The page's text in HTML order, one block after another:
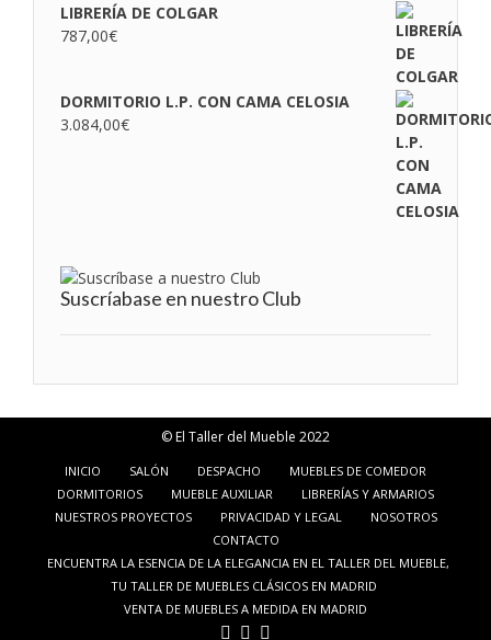
LIBRERÍA DE COLGAR
787,00€
DORMITORIO L.P. CON CAMA CELOSIA
3.084,00€
Suscríabase en nuestro Club
© El Taller del Mueble 2022
INICIO SALÓN DESPACHO
MUEBLES DE COMEDOR
DORMITORIOS
MUEBLE AUXILIAR
LIBRERÍAS Y ARMARIOS
NUESTROS PROYECTOS
PRIVACIDAD Y LEGAL
NOSOTROS
CONTACTO
ENCUENTRA LA ESENCIA DE LA ELEGANCIA EN EL TALLER DEL MUEBLE,
TU TALLER DE MUEBLES CLÁSICOS EN MADRID
VENTA DE MUEBLES A MEDIDA EN MADRID